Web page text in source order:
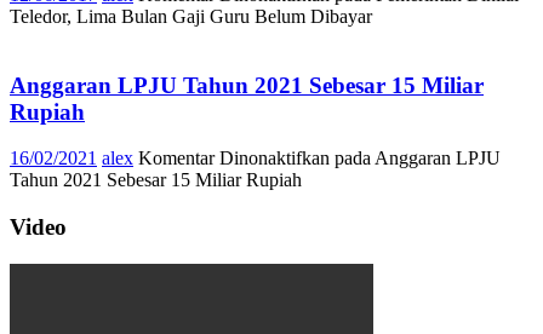
Teledor, Lima Bulan Gaji Guru Belum Dibayar
Anggaran LPJU Tahun 2021 Sebesar 15 Miliar
Rupiah
16/02/2021 alex Komentar Dinonaktifkan pada Anggaran LPJU
Tahun 2021 Sebesar 15 Miliar Rupiah
Video